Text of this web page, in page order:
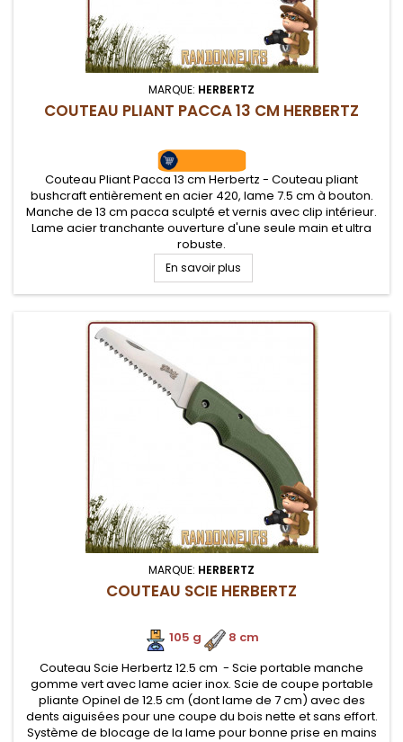
MARQUE: HERBERTZ
COUTEAU PLIANT PACCA 13 CM HERBERTZ
Couteau Pliant Pacca 13 cm Herbertz - Couteau pliant
bushcraft entièrement en acier 420, lame 7.5 cm à bouton.
Manche de 13 cm pacca sculpté et vernis avec clip intérieur.
Lame acier tranchante ouverture d'une seule main et ultra
robuste.
En savoir plus
MARQUE: HERBERTZ
COUTEAU SCIE HERBERTZ
105 g . 8 cm
Couteau Scie Herbertz 12.5 cm - Scie portable manche
gomme vert avec lame acier inox. Scie de coupe portable
pliante Opinel de 12.5 cm (dont lame de 7 cm) avec des
dents aiguisées pour une coupe du bois nette et sans effort.
Système de blocage de la lame pour bonne prise en mains